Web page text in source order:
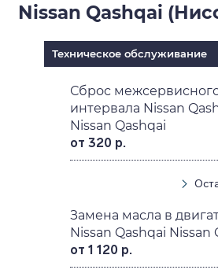
Nissan Qashqai
Техническое обслуживание
Сброс
интервала Nissan
Nissan Qashqai
от 320 р.
Замена масла в
Nissan Qashqai Nissan
от 1 120 р.